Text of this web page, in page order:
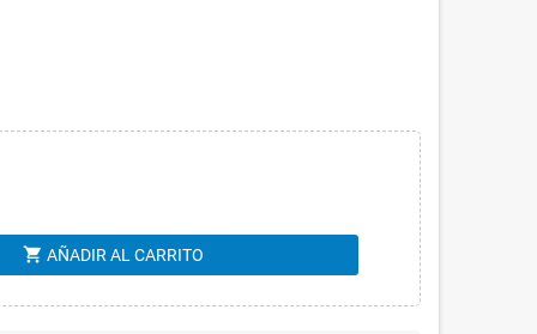
shopping_cart AÑADIR AL CARRITO